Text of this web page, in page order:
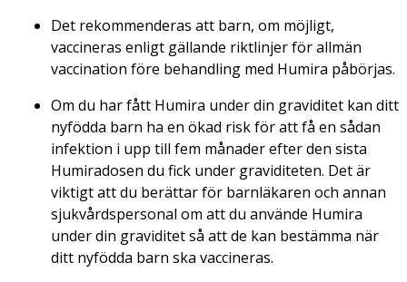
Det rekommenderas att barn, om möjligt,
vaccineras enligt gällande riktlinjer för allmän
vaccination före behandling med Humira påbörjas.
Om du har fått Humira under din graviditet kan ditt
nyfödda barn ha en ökad risk för att få en sådan
infektion i upp till fem månader efter den sista
Humiradosen du fick under graviditeten. Det är
viktigt att du berättar för barnläkaren och annan
sjukvårdspersonal om att du använde Humira
under din graviditet så att de kan bestämma när
ditt nyfödda barn ska vaccineras.